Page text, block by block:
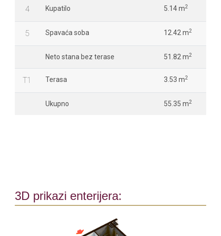
4 Kupatilo 5.14 m2
5 Spavaća soba 12.42 m2
Neto stana bez terase 51.82 m2
T1 Terasa 3.53 m2
Ukupno 55.35 m2
3D prikazi enterijera: